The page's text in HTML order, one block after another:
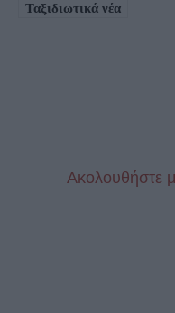
Ταξιδιωτικά νέα
Aκολουθήστε